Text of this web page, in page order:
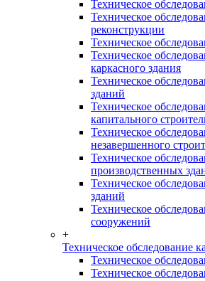
Техническое
Техническое
реконструкции
Техническое
Техническое
каркасного здания
Техническое
зданий
Техническое
капитального
Техническое
незавершенного
Техническое
производственных
Техническое
зданий
Техническое
сооружений
+
Техническое обследование
Техническое
Техническое